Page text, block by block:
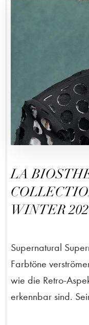
LA
WINTER
Supernatural
Farbtöne
wie die Retro-
erkennbar sind.